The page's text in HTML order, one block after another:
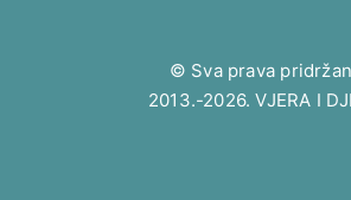
© Sva prava
2013.-2026. VJERA I